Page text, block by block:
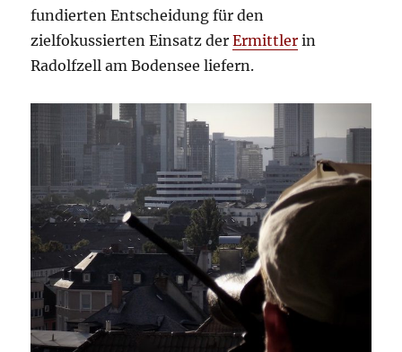
fundierten Entscheidung für den
zielfokussierten Einsatz derErmittler in
Radolfzell am Bodensee liefern.